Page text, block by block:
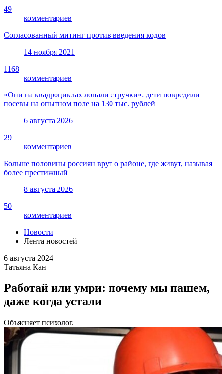
49
комментариев
Согласованный митинг против введения кодов
14 ноября 2021
1168
комментариев
«Они на квадроциклах лопали стручки»: дети повредили
посевы на опытном поле на 130 тыс. рублей
6 августа 2026
29
комментариев
Больше половины россиян врут о районе, где живут, называя
более престижный
8 августа 2026
50
комментариев
Новости
Лента новостей
6 августа 2024
Татьяна Кан
Работай или умри: почему мы пашем,
даже когда устали
Объясняет психолог.